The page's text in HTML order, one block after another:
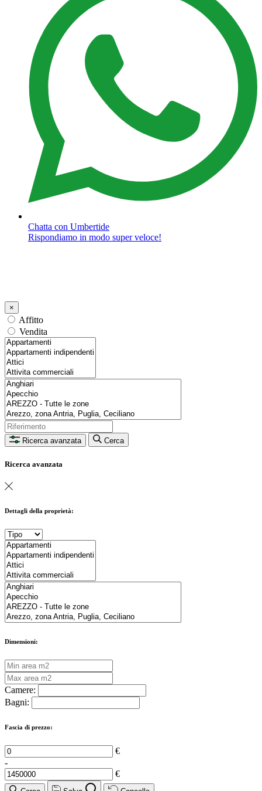
Chatta con Umbertide
Rispondiamo in modo super veloce!
×
Affitto
Vendita
Ricerca avanzata Cerca
Ricerca avanzata
Dettagli della proprietà:
Dimensioni:
Camere:
Bagni:
Fascia di prezzo:
€
-
€